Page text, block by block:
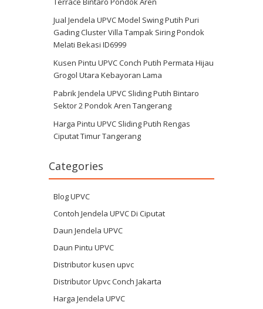
Jual Jendela UPVC Model Swing Putih Puri
Gading Cluster Villa Tampak Siring Pondok
Melati Bekasi ID6999
Kusen Pintu UPVC Conch Putih Permata Hijau
Grogol Utara Kebayoran Lama
Pabrik Jendela UPVC Sliding Putih Bintaro
Sektor 2 Pondok Aren Tangerang
Harga Pintu UPVC Sliding Putih Rengas
Ciputat Timur Tangerang
Categories
Blog UPVC
Contoh Jendela UPVC Di Ciputat
Daun Jendela UPVC
Daun Pintu UPVC
Distributor kusen upvc
Distributor Upvc Conch Jakarta
Harga Jendela UPVC